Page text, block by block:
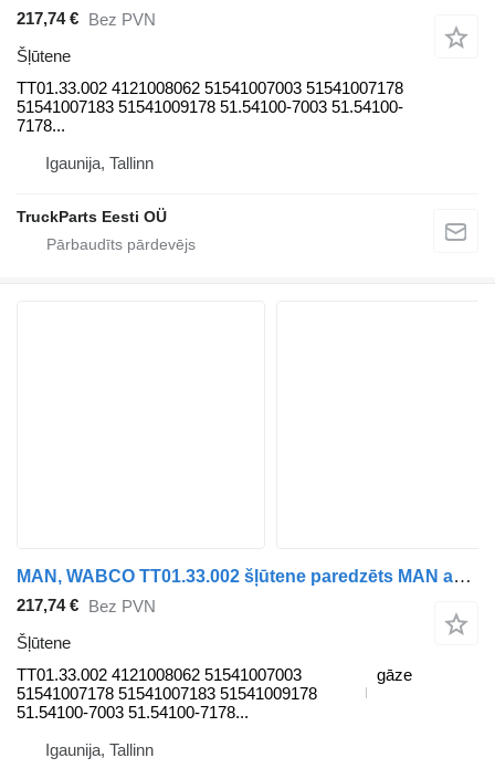
217,74 € Bez PVN
Šļūtene
TT01.33.002 4121008062 51541007003 51541007178
51541007183 51541009178 51.54100-7003 51.54100-
7178...
Igaunija, Tallinn
TruckParts Eesti OÜ
MAN, WABCO TT01.33.002 šļūtene paredzēts MAN autobusa
217,74 € Bez PVN
Šļūtene
TT01.33.002 4121008062 51541007003
51541007178 51541007183 51541009178
51.54100-7003 51.54100-7178...
gāze
Igaunija, Tallinn